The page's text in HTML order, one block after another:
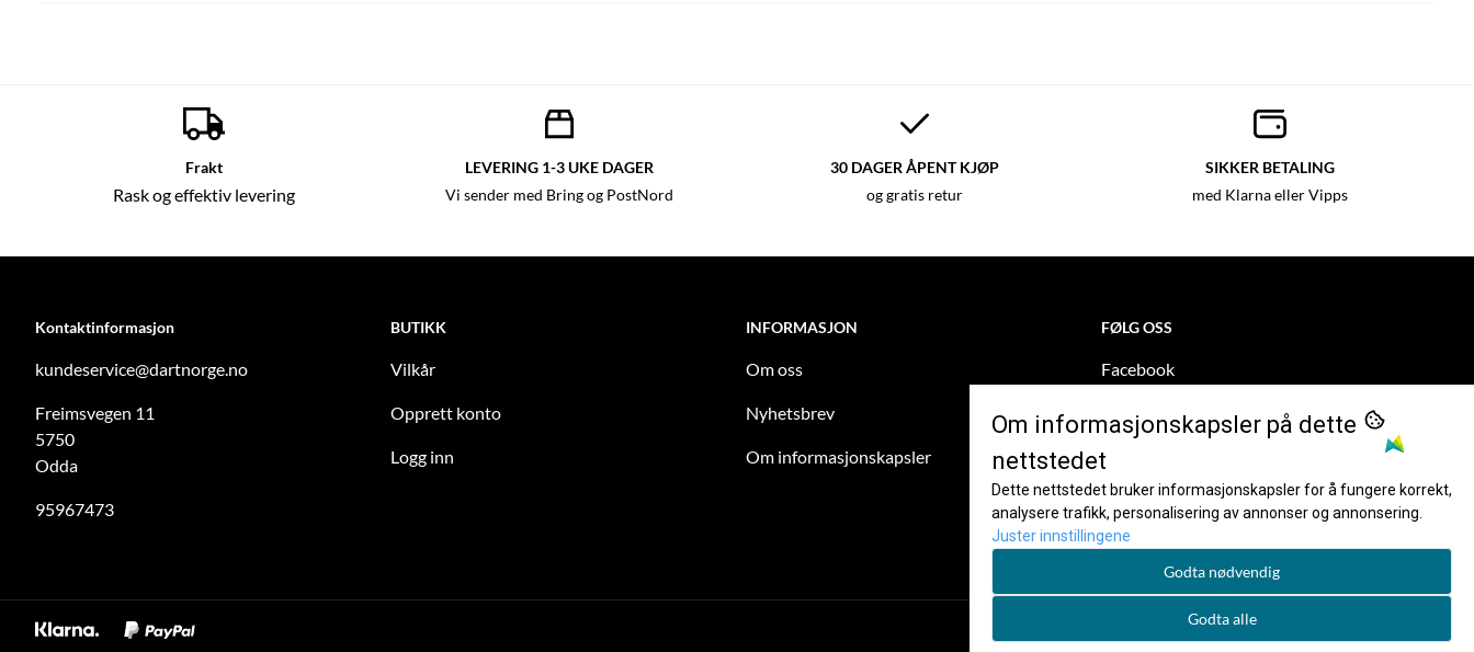
Frakt
Rask og effektiv levering
LEVERING 1-3 UKE DAGER
Vi sender med Bring og PostNord
30 DAGER ÅPENT KJØP
og gratis retur
SIKKER BETALING
med Klarna eller Vipps
Kontaktinformasjon
kundeservice@dartnorge.no
Freimsvegen 11
5750
Odda
95967473
BUTIKK
Vilkår
Opprett konto
Logg inn
INFORMASJON
Om oss
Nyhetsbrev
Om informasjonskapsler
FØLG OSS
Facebook
Instagram
Pinterest
Nyhetsbrev
Om informasjonskapsler på dette
nettstedet
Dette nettstedet bruker informasjonskapsler for å fungere korrekt,
analysere trafikk, personalisering av annonser og annonsering.
Juster innstillingene
Godta nødvendig
Godta alle